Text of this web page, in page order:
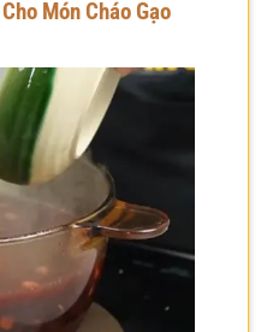
Món Cháo Gạo